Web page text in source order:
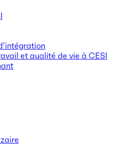
et qualité de vie à CESI